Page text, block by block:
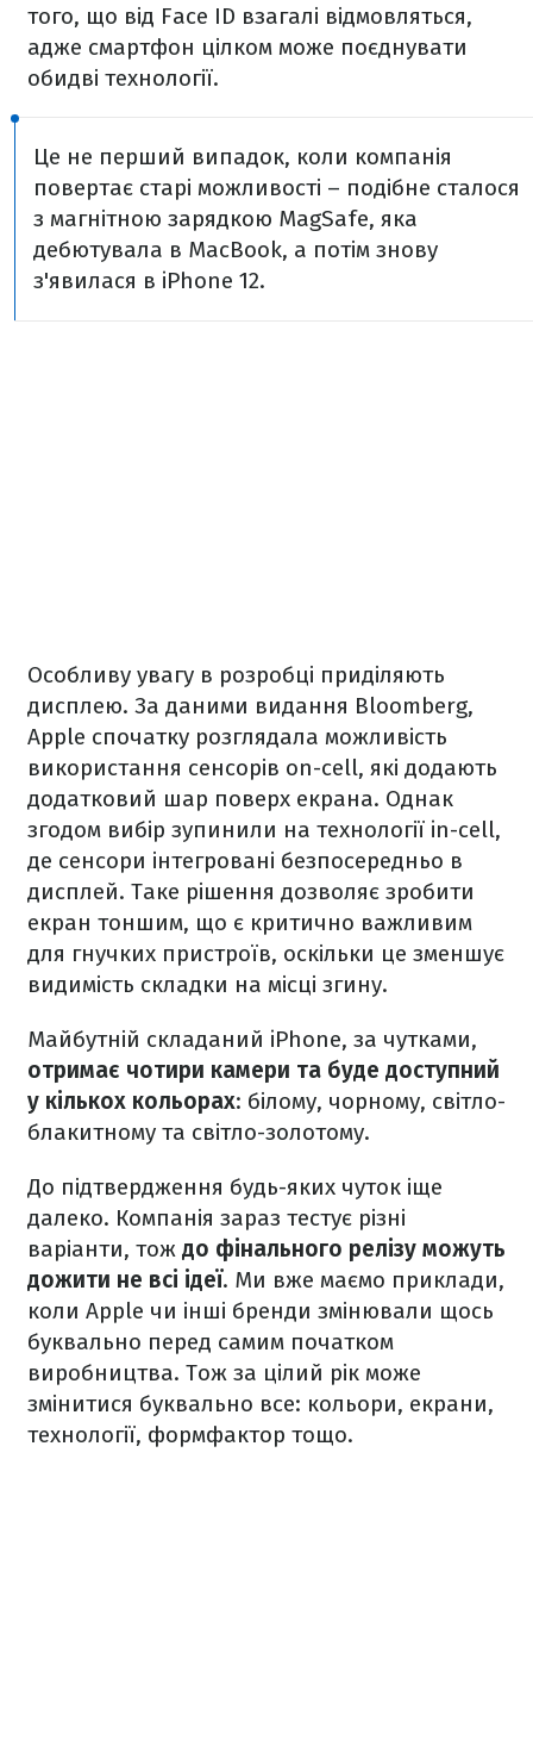
того, що від Face ID взагалі відмовляться,
адже смартфон цілком може поєднувати
обидві технології.
Це не перший випадок, коли компанія
повертає старі можливості – подібне сталося
з магнітною зарядкою MagSafe, яка
дебютувала в MacBook, а потім знову
з'явилася в iPhone 12.
Особливу увагу в розробці приділяють
дисплею. За даними видання Bloomberg,
Apple спочатку розглядала можливість
використання сенсорів on-cell, які додають
додатковий шар поверх екрана. Однак
згодом вибір зупинили на технології in-cell,
де сенсори інтегровані безпосередньо в
дисплей. Таке рішення дозволяє зробити
екран тоншим, що є критично важливим
для гнучких пристроїв, оскільки це зменшує
видимість складки на місці згину.
Майбутній складаний iPhone, за чутками,
отримає чотири камери та буде доступний
у кількох кольорах: білому, чорному, світло-
блакитному та світло-золотому.
До підтвердження будь-яких чуток іще
далеко. Компанія зараз тестує різні
варіанти, тож до фінального релізу можуть
дожити не всі ідеї. Ми вже маємо приклади,
коли Apple чи інші бренди змінювали щось
буквально перед самим початком
виробництва. Тож за цілий рік може
змінитися буквально все: кольори, екрани,
технології, формфактор тощо.